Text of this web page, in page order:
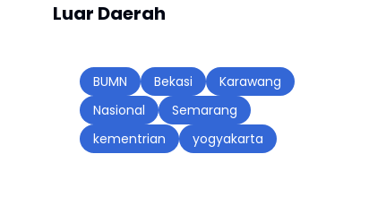
Luar Daerah
BUMN Bekasi
Karawang
Nasional
Semarang
kementrian
yogyakarta